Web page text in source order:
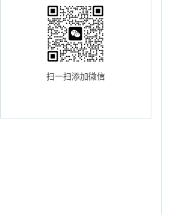
扫一扫添加微信